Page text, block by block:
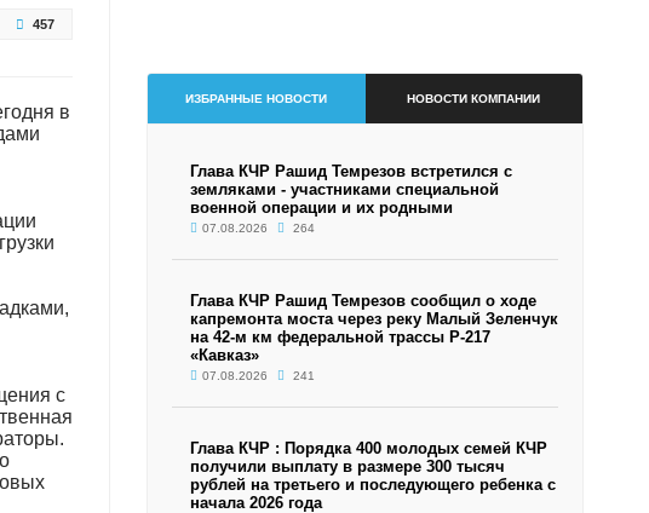
457
в
с
ИЗБРАННЫЕ НОВОСТИ НОВОСТИ КОМПАНИИ
Глава КЧР Рашид Темрезов встретился с
земляками - участниками специальной
военной операции и их родными
07.08.2026 264
Глава КЧР Рашид Темрезов сообщил о ходе
капремонта моста через реку Малый Зеленчук
на 42-м км федеральной трассы Р-217
«Кавказ»
07.08.2026 241
Глава КЧР : Порядка 400 молодых семей КЧР
получили выплату в размере 300 тысяч
рублей на третьего и последующего ребенка с
начала 2026 года